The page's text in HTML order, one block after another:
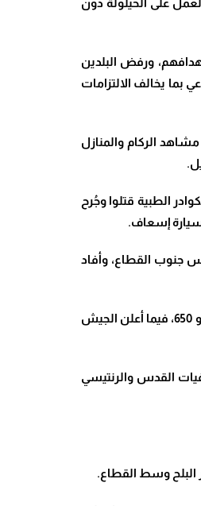
ورفض البلدين
يخالف الالتزامات
الركام والمنازل
.
الحرب على القطاع منذ 7 أكتوبر إلى 15207 قتلى و40,652 مصابا. وقال أشرف القدرة، خلال مؤتمر صحافي، إن 280 من الكوادر الطبية قتلوا وجُرح
.
جنوب القطاع، وأفاد
ونقلت وسائل الإعلام الفلسطينية عن السلطات الصحية في غزة، إفادتها بارتفاع عدد القتلى جراء القصف الإسرائيلي منذ صباح الجمعة إلى 240، والجرحى إلى نحو 650، فيما أعلن الجيش
القدس والرنتيسي
البلح وسط القطاع.